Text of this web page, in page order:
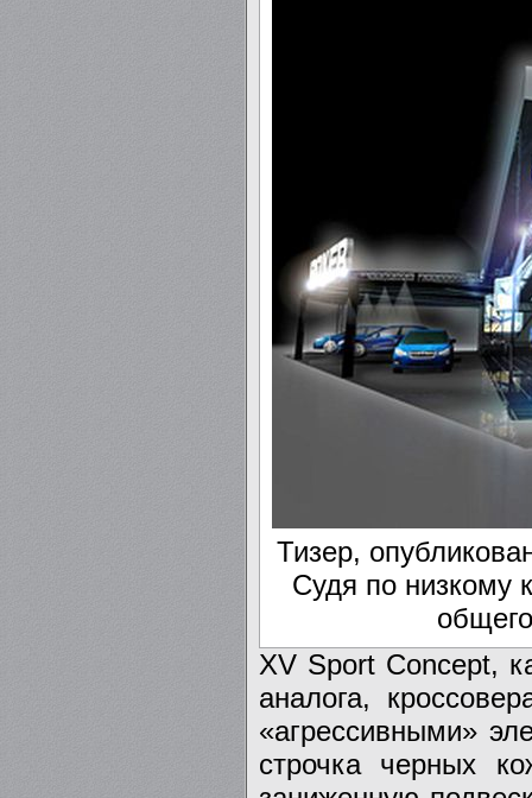
Тизер,
Судя по низкому
XV Sport Concept,
аналога,
«агрессивными»
строчка черных